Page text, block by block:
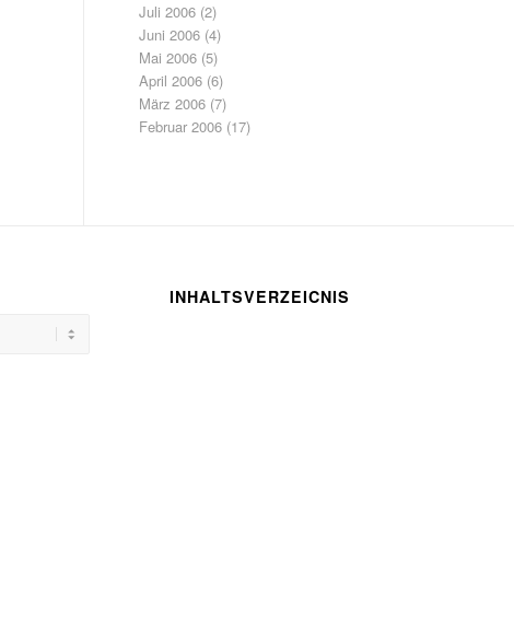
Juli 2006 (2)
Juni 2006 (4)
Mai 2006 (5)
April 2006 (6)
März 2006 (7)
Februar 2006 (17)
INHALTSVERZEICNIS